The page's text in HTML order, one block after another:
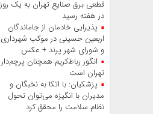
قطعی برق صنایع تهران به یک روز
در هفته رسید
پذیرایی خادمان از جاماندگان
اربعین حسینی در موکب شهرداری
و شورای شهر پرند + عکس
انگور رباط‌کریم همچنان پرچم‌دار
تهران است
پزشکیان: با اتکا به نخبگان و
مدیران با انگیزه می‌توان تحول
نظام سلامت را محقق کرد